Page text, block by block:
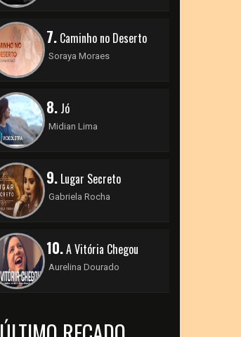
7.Caminho no Deserto
Soraya Moraes
8.Jó
Midian Lima
9.Lugar Secreto
Gabriela Rocha
10.A Vitória Chegou
Aurelina Dourado